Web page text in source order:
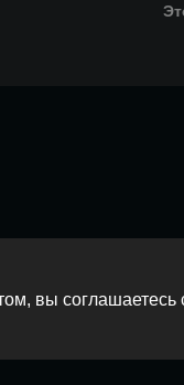
вы соглашаетесь